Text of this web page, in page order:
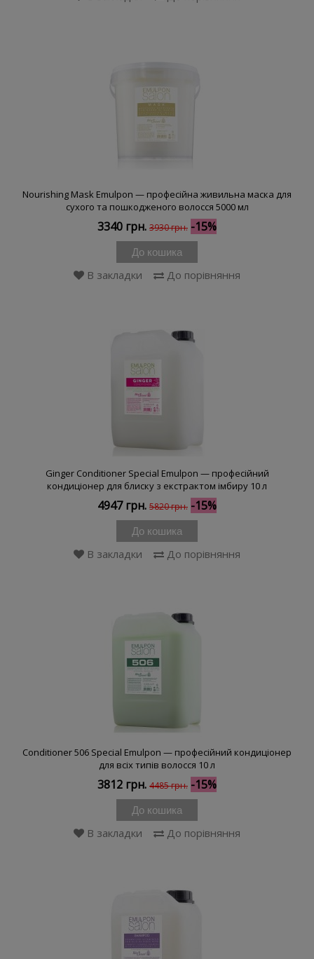
Nourishing Mask Emulpon — професійна живильна маска для
сухого та пошкодженого волосся 5000 мл
3340 грн. 3930 грн. -15%
До кошика
В закладки До порівняння
Ginger Conditioner Special Emulpon — професійний
кондиціонер для блиску з екстрактом імбиру 10 л
4947 грн. 5820 грн. -15%
До кошика
В закладки До порівняння
Conditioner 506 Special Emulpon — професійний кондиціонер
для всіх типів волосся 10 л
3812 грн. 4485 грн. -15%
До кошика
В закладки До порівняння